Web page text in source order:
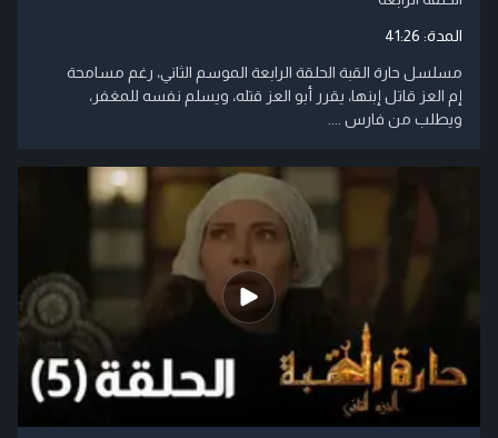
المدة: 41:26
مسلسل حارة القبة الحلقة الرابعة الموسم الثاني، رغم مسامحة
إم العز قاتل إبنها، يقرر أبو العز قتله، ويسلم نفسه للمغفر،
ويطلب من فارس ....